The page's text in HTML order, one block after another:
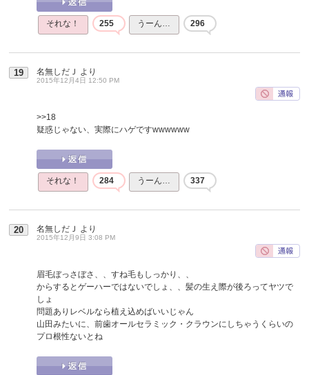
それな！ 255 うーん… 296
19 名無しだＪ より
2015年12月4日 12:50 PM
>>18
疑惑じゃない、実際にハゲですwwwwww
それな！ 284 うーん… 337
20 名無しだＪ より
2015年12月9日 3:08 PM
眉毛ぼっさぼさ、、すね毛もしっかり、、
からするとゲーハーではないでしょ、、髪の生え際が後ろってヤツで
しょ
問題ありレベルなら植え込めばいいじゃん
山田みたいに、前歯オールセラミック・クラウンにしちゃうくらいの
プロ根性ないとね